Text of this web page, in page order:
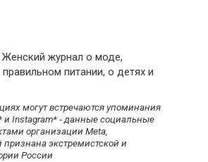
журнал о моде,
питании, о детях и
могут встречаются упоминания
и Instagram* - данные социальные
организации Meta,
признана экстремистской и
России